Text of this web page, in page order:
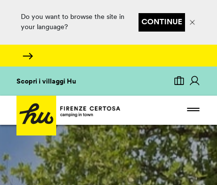
Do you want to browse the site in
your language?
CONTINUE
Scopri i villaggi Hu